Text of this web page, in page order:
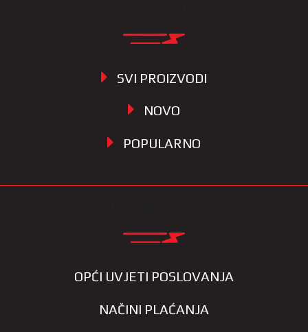
SVI PROIZVODI
NOVO
POPULARNO
OPĆI UVJETI POSLOVANJA
NAČINI PLAĆANJA